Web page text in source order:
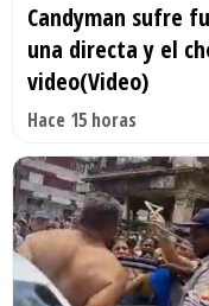
Candyman sufre
una directa y el
video(Video)
Hace 15 horas